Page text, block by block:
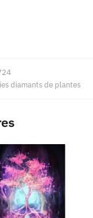
diamants de plantes